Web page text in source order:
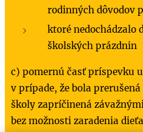
rodinných dôvodov
ktoré nedochádzalo
školských prázdnin
c) pomernú časť príspevku
v prípade, že bola
školy zapríčinená
bez možnosti zaradenia